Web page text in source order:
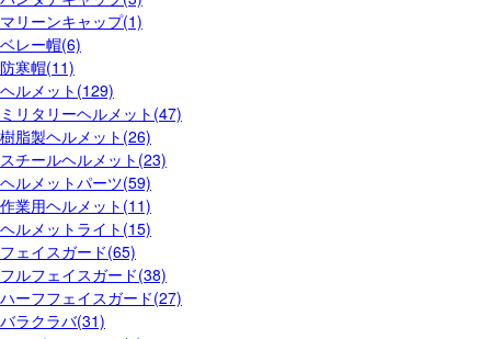
マリーンキャップ(1)
ベレー帽(6)
防寒帽(11)
ヘルメット(129)
ミリタリーヘルメット(47)
樹脂製ヘルメット(26)
スチールヘルメット(23)
ヘルメットパーツ(59)
作業用ヘルメット(11)
ヘルメットライト(15)
フェイスガード(65)
フルフェイスガード(38)
ハーフフェイスガード(27)
バラクラバ(31)